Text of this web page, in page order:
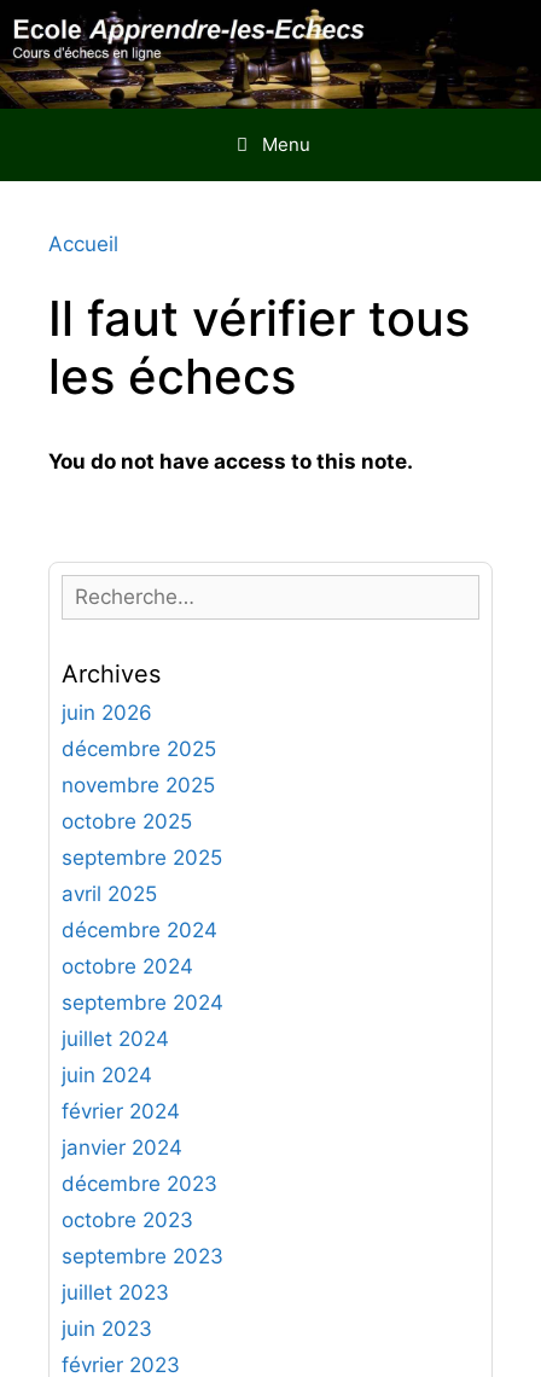
Aller
au
contenu
Menu
Accueil
Il faut vérifier tous
les échecs
You do not have access to this note.
e
h
e
r
h
e
r
:
Archives
juin 2026
décembre 2025
novembre 2025
octobre 2025
septembre 2025
avril 2025
décembre 2024
octobre 2024
septembre 2024
juillet 2024
juin 2024
février 2024
janvier 2024
décembre 2023
octobre 2023
septembre 2023
juillet 2023
juin 2023
février 2023